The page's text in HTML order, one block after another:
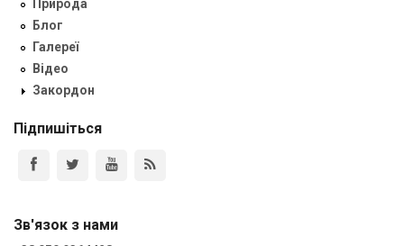
Природа
Блог
Галереї
Відео
Закордон
Підпишіться
Зв'язок з нами